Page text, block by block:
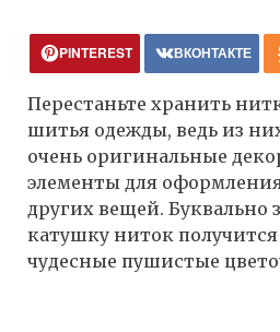
PINTEREST ВКОНТАКТЕ
Перестаньте хранить
шитья одежды, ведь из
очень оригинальные
элементы для
других вещей. Буквально
катушку ниток
чудесные пушистые